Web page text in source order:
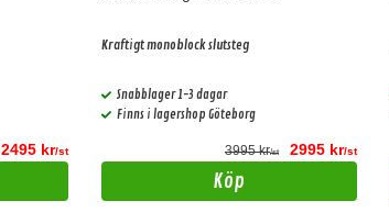
2495 kr/st
Kraftigt monoblock slutsteg
Snabblager 1-3 dagar
Finns i lagershop Göteborg
3995 kr/st 2995 kr/st
Köp